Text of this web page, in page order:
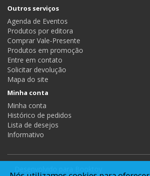
Outros serviços
Agenda de Eventos
Produtos por editora
Comprar Vale-Presente
Produtos em promoção
Entre em contato
Solicitar devolução
Mapa do site
Minha conta
Minha conta
Histórico de pedidos
Lista de desejos
Informativo